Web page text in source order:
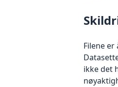
Filene
ikke det